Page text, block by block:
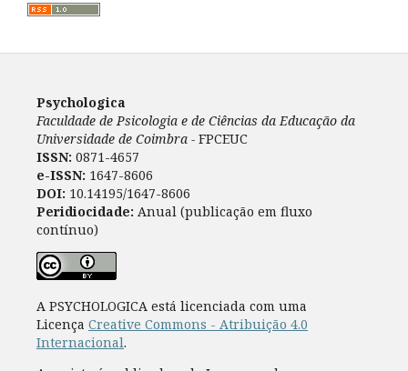
Psychologica
Faculdade de Psicologia e de Ciências da Educação da
Universidade de Coimbra - FPCEUC
ISSN: 0871-4657
e-ISSN: 1647-8606
DOI: 10.14195/1647-8606
Peridiocidade: Anual (publicação em fluxo
contínuo)
A PSYCHOLOGICA está licenciada com uma
Licença Creative Commons - Atribuição 4.0
Internacional.